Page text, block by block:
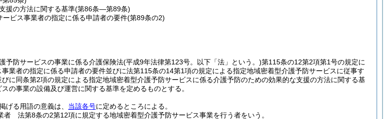
援の方法に関する基準(第86条―第89条)
ビス事業者の指定に係る申請者の要件(第89条の2)
予防サービスの事業に係る介護保険法(平成9年法律第123号。以下「法」という。)第115条の12第2項第1号の規定に
業者の指定に係る申請者の要件並びに法第115条の14第1項の規定による指定地域密着型介護予防サービスに従事す
に同条第2項の規定による指定地域密着型介護予防サービスに係る介護予防のための効果的な支援の方法に関する基
の事業の設備及び運営に関する基準を定めるものとする。
げる用語の意義は、 当該各号に定めるところによる。
者 法第8条の2第12項に規定する地域密着型介護予防サービス事業を行う者をいう。